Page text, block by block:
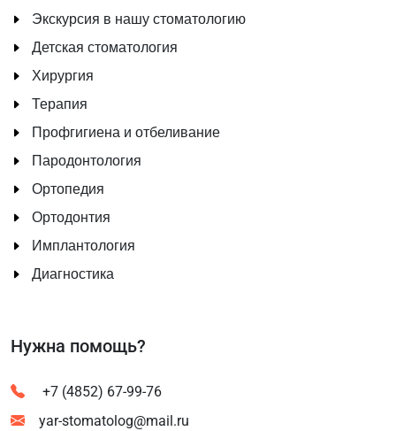
Экскурсия в нашу стоматологию
Детская стоматология
Хирургия
Терапия
Профгигиена и отбеливание
Пародонтология
Ортопедия
Ортодонтия
Имплантология
Диагностика
Нужна помощь?
+7 (4852) 67-99-76
yar-stomatolog@mail.ru